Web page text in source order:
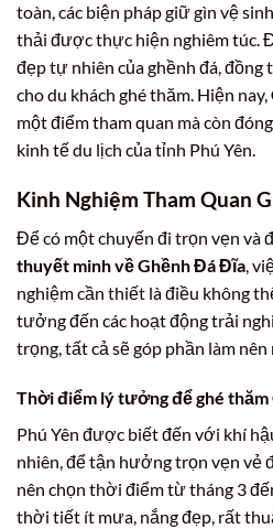
toàn, các biện pháp giữ gìn vệ
thải được thực hiện nghiêm túc.
đẹp tự nhiên của ghềnh đá,
cho du khách ghé thăm. Hiện nay,
một điểm tham quan mà còn
kinh tế du lịch của tỉnh Phú Yên.
Kinh Nghiệm Tham Quan
Để có một chuyến đi trọn vẹn và
thuyết minh về Ghềnh Đá Đĩa ,
nghiệm cần thiết là điều không
tưởng đến các hoạt động trải
trọng, tất cả sẽ góp phần làm
Thời điểm lý tưởng để ghé
Phú Yên được biết đến với khí
nhiên, để tận hưởng trọn vẹn vẻ
nên chọn thời điểm từ tháng 3
thời tiết ít mưa, nắng đẹp, rất